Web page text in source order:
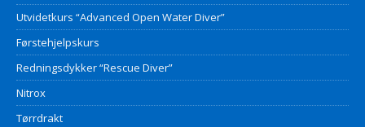
Utvidetkurs “Advanced Open Water Diver”
Førstehjelpskurs
Redningsdykker “Rescue Diver”
Nitrox
Tørrdrakt